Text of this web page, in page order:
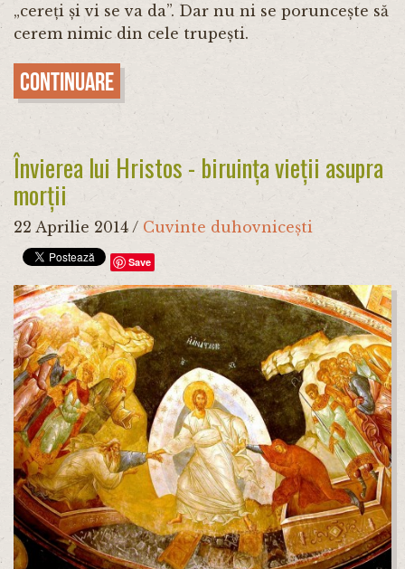
„cereți și vi se va da”. Dar nu ni se poruncește să
cerem nimic din cele trupești.
Continuare
Învierea lui Hristos - biruința vieții asupra
morții
22 Aprilie 2014 / Cuvinte duhovnicești
Save